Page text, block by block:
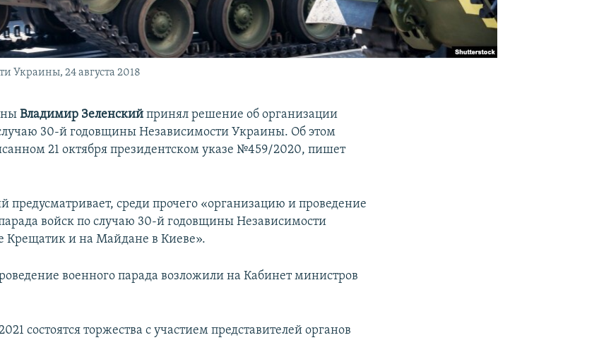
Украины, 24 августа 2018
Владимир Зеленский принял решение об организации
30-й годовщины Независимости Украины. Об этом
21 октября президентском указе №459/2020, пишет
предусматривает, среди прочего «организацию и проведение
парада войск по случаю 30-й годовщины Независимости
Крещатик и на Майдане в Киеве».
военного парада возложили на Кабинет министров
состоятся торжества с участием представителей органов